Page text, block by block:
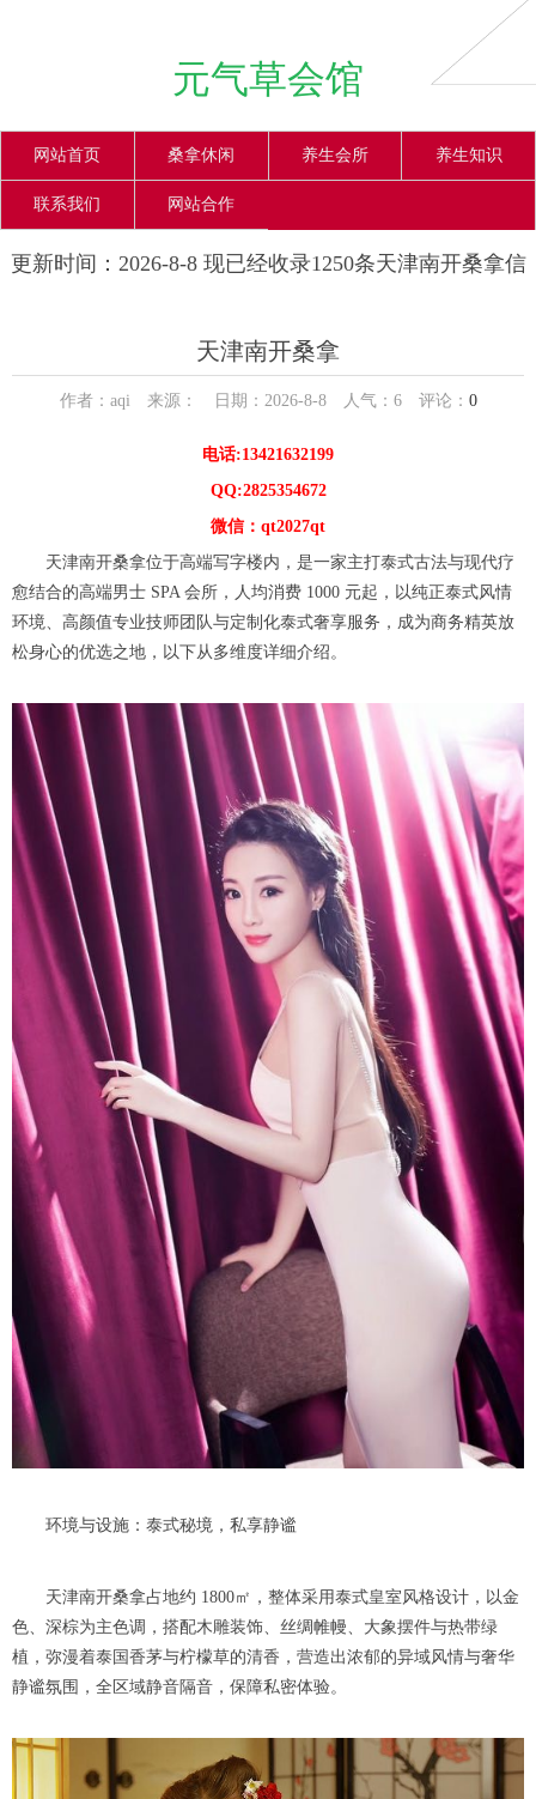
元气草会馆
网站首页 桑拿休闲 养生会所 养生知识
联系我们 网站合作
更新时间：2026-8-8 现已经收录1250条天津南开桑拿信
天津南开桑拿
作者：aqi 来源： 日期：2026-8-8 人气： 6评论： 0
电话:13421632199
QQ:2825354672
微信：qt2027qt
天津南开桑拿位于高端写字楼内，是一家主打泰式古法与现代疗
愈结合的高端男士 SPA 会所，人均消费 1000 元起，以纯正泰式风情
环境、高颜值专业技师团队与定制化泰式奢享服务，成为商务精英放
松身心的优选之地，以下从多维度详细介绍。
环境与设施：泰式秘境，私享静谧
天津南开桑拿占地约 1800㎡，整体采用泰式皇室风格设计，以金
色、深棕为主色调，搭配木雕装饰、丝绸帷幔、大象摆件与热带绿
植，弥漫着泰国香茅与柠檬草的清香，营造出浓郁的异域风情与奢华
静谧氛围，全区域静音隔音，保障私密体验。